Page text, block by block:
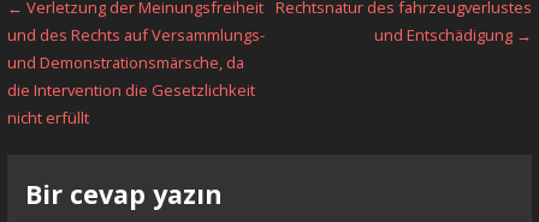
Yazı
dolaşımı
← Verletzung der Meinungsfreiheit
und des Rechts auf Versammlungs-
und Demonstrationsmärsche, da
die Intervention die Gesetzlichkeit
nicht erfüllt
Rechtsnatur des fahrzeugverlustes
und Entschädigung →
Bir cevap yazın